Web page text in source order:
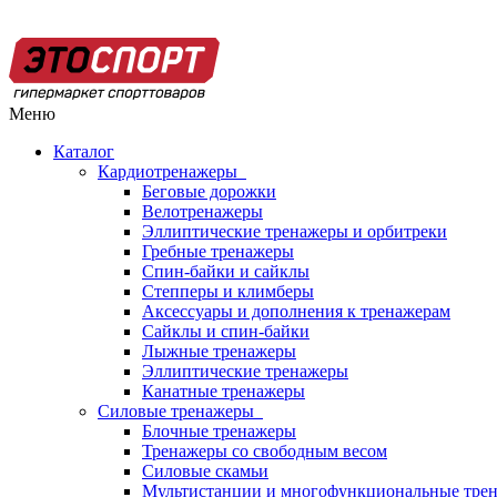
Меню
Каталог
Кардиотренажеры
Беговые дорожки
Велотренажеры
Эллиптические тренажеры и орбитреки
Гребные тренажеры
Спин-байки и сайклы
Степперы и климберы
Аксессуары и дополнения к тренажерам
Сайклы и спин-байки
Лыжные тренажеры
Эллиптические тренажеры
Канатные тренажеры
Силовые тренажеры
Блочные тренажеры
Тренажеры со свободным весом
Силовые скамьи
Мультистанции и многофункциональные